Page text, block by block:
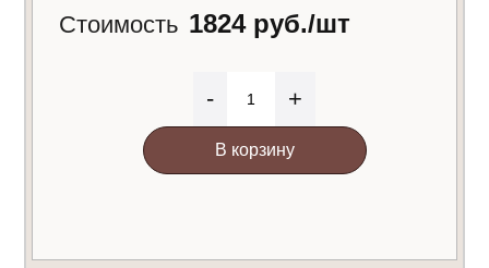
Стоимость 1824 руб./шт
- +
В корзину